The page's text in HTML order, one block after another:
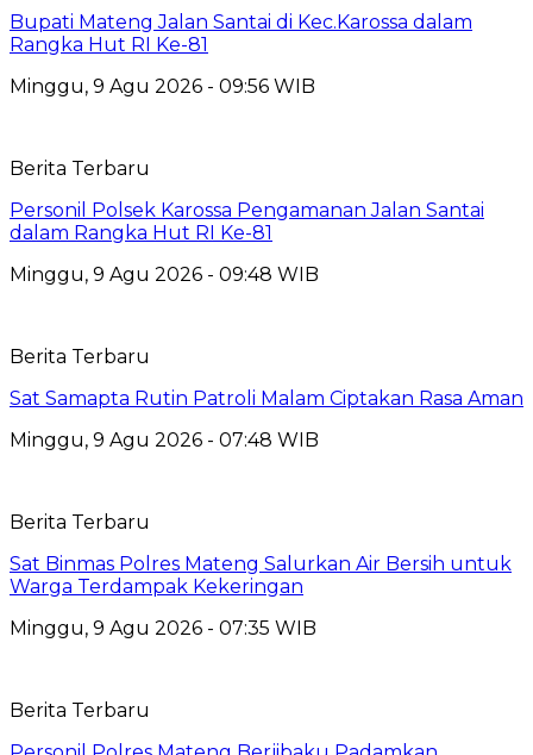
Bupati Mateng Jalan Santai di Kec.Karossa dalam
Rangka Hut RI Ke-81
Minggu, 9 Agu 2026 - 09:56 WIB
Berita Terbaru
Personil Polsek Karossa Pengamanan Jalan Santai
dalam Rangka Hut RI Ke-81
Minggu, 9 Agu 2026 - 09:48 WIB
Berita Terbaru
Sat Samapta Rutin Patroli Malam Ciptakan Rasa Aman
Minggu, 9 Agu 2026 - 07:48 WIB
Berita Terbaru
Sat Binmas Polres Mateng Salurkan Air Bersih untuk
Warga Terdampak Kekeringan
Minggu, 9 Agu 2026 - 07:35 WIB
Berita Terbaru